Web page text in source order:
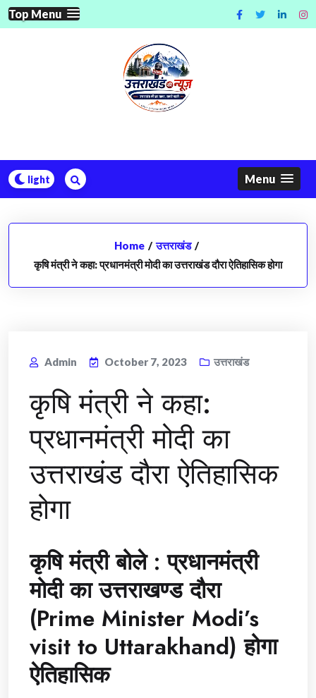
Skip
to
Top Menu
Menu
Home / उत्तराखंड /
कृषि मंत्री ने कहा: प्रधानमंत्री मोदी का उत्तराखंड दौरा ऐतिहासिक होगा
Admin October 7, 2023 उत्तराखंड
कृषि मंत्री ने कहा:
प्रधानमंत्री मोदी का
उत्तराखंड दौरा ऐतिहासिक
होगा
कृषि मंत्री बोले : प्रधानमंत्री
मोदी का उत्तराखण्ड दौरा
(Prime Minister Modi’s
visit to Uttarakhand) होगा
ऐतिहासिक